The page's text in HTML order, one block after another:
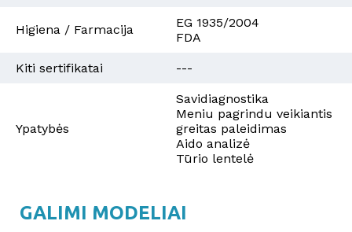
Higiena / Farmacija
EG 1935/2004
FDA
Kiti sertifikatai ---
Ypatybės
Savidiagnostika
Meniu pagrindu veikiantis
greitas paleidimas
Aido analizė
Tūrio lentelė
GALIMI MODELIAI